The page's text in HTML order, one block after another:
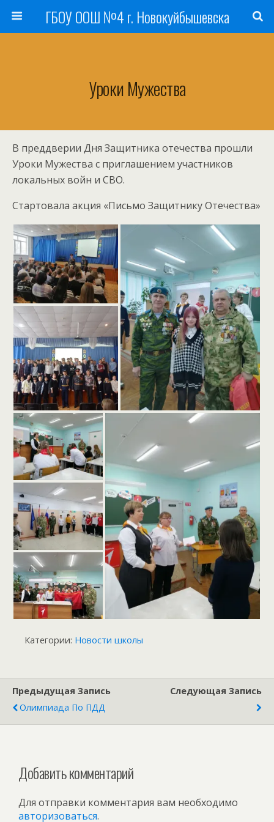
ГБОУ ООШ №4 г. Новокуйбышевска
Уроки Мужества
В преддверии Дня Защитника отечества прошли
Уроки Мужества с приглашением участников
локальных войн и СВО.
Стартовала акция «Письмо Защитнику Отечества»
Категории: Новости школы
Предыдущая Запись
Олимпиада По ПДД
Следующая Запись
Добавить комментарий
Для отправки комментария вам необходимо
авторизоваться.